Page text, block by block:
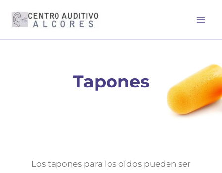
Tapones
Los tapones para los oídos pueden ser